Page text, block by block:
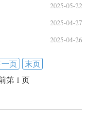
2025-05-22
2025-04-27
2025-04-26
页
末页
第 1 页